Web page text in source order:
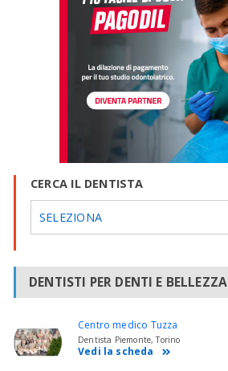
CERCA IL DENTISTA
SELEZIONA
DENTISTI PER DENTI E BELLEZZA
Centro medico Tuzza
Dentista Piemonte, Torino
Vedi la scheda